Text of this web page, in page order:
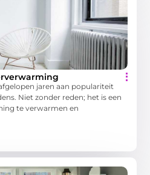
jaren aan populariteit
Niet zonder reden; het is een
te verwarmen en